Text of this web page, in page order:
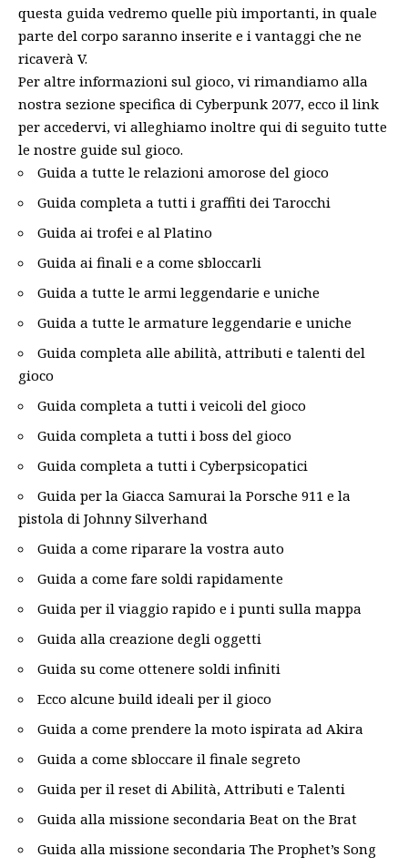
questa guida vedremo quelle più importanti, in quale
parte del corpo saranno inserite e i vantaggi che ne
ricaverà V.
Per altre informazioni sul gioco, vi rimandiamo alla
nostra sezione specifica di Cyberpunk 2077, ecco il link
per accedervi, vi alleghiamo inoltre qui di seguito tutte
le nostre guide sul gioco.
Guida a tutte le relazioni amorose del gioco
Guida completa a tutti i graffiti dei Tarocchi
Guida ai trofei e al Platino
Guida ai finali e a come sbloccarli
Guida a tutte le armi leggendarie e uniche
Guida a tutte le armature leggendarie e uniche
Guida completa alle abilità, attributi e talenti del
gioco
Guida completa a tutti i veicoli del gioco
Guida completa a tutti i boss del gioco
Guida completa a tutti i Cyberpsicopatici
Guida per la Giacca Samurai la Porsche 911 e la
pistola di Johnny Silverhand
Guida a come riparare la vostra auto
Guida a come fare soldi rapidamente
Guida per il viaggio rapido e i punti sulla mappa
Guida alla creazione degli oggetti
Guida su come ottenere soldi infiniti
Ecco alcune build ideali per il gioco
Guida a come prendere la moto ispirata ad Akira
Guida a come sbloccare il finale segreto
Guida per il reset di Abilità, Attributi e Talenti
Guida alla missione secondaria Beat on the Brat
Guida alla missione secondaria The Prophet’s Song